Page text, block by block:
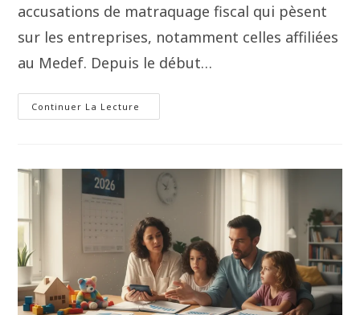
accusations de matraquage fiscal qui pèsent
sur les entreprises, notamment celles affiliées
au Medef. Depuis le début…
Continuer La Lecture